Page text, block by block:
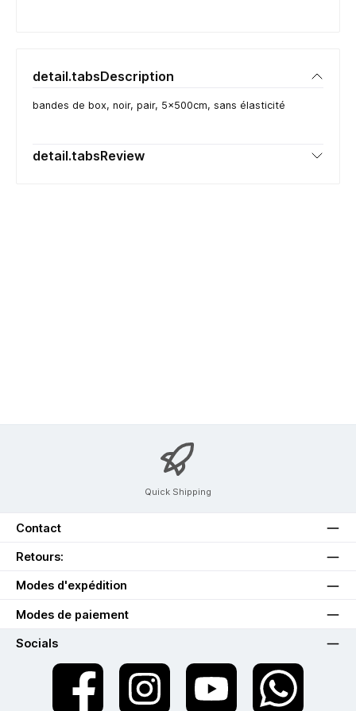
detail.tabsDescription
bandes de box, noir, pair, 5x500cm, sans élasticité
detail.tabsReview
Quick Shipping
Contact
Retours:
Modes d'expédition
Modes de paiement
Socials
twt.widget.communities.facebook.name
twt.widget.communities.instagram.name